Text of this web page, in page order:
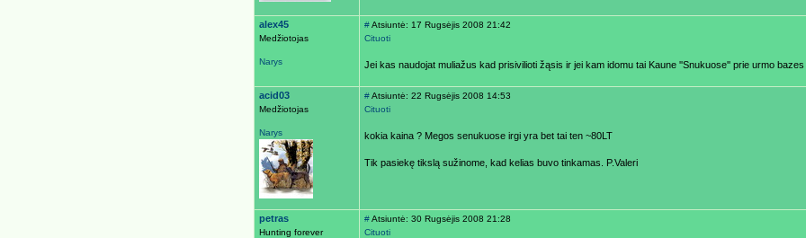
alex45
Medžiotojas
Narys
#Atsiuntė: 17 Rugsėjis 2008 21:42
Cituoti
Jei kas naudojat muliažus kad prisivilioti žąsis ir jei kam idomu tai Kaune ''Snukuose'' prie urmo
acid03
Medžiotojas
Narys
#Atsiuntė: 22 Rugsėjis 2008 14:53
Cituoti
kokia kaina ? Megos senukuose irgi yra bet tai ten ~80LT
Tik pasiekę tikslą sužinome, kad kelias buvo tinkamas. P.Valeri
petras
Hunting forever
#Atsiuntė: 30 Rugsėjis 2008 21:28
Cituoti